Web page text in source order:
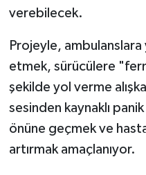
verebilecek.
Projeyle,
etmek, sürücülere
şekilde yol verme
sesinden kaynaklı
önüne geçmek ve
artırmak amaçlanıyor.